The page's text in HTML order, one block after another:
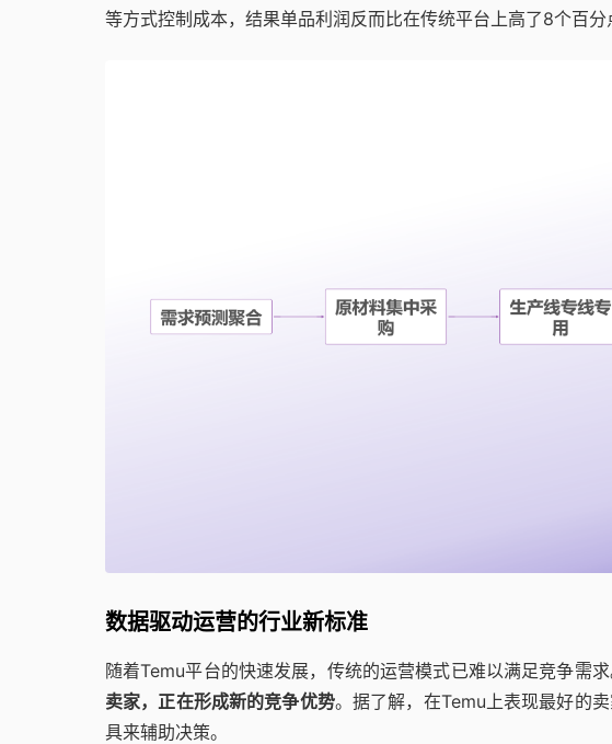
等方式控制成本，结果单品利润反而比在传统平台上高了8个百分
数据驱动运营的行业新标准
随着Temu平台的快速发展，传统的运营模式已难以满足竞争需求
卖家，正在形成新的竞争优势。据了解，在Temu上表现最好的
具来辅助决策。